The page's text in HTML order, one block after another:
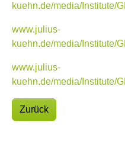
kuehn.de/media/Institute/
www.julius-
kuehn.de/media/Institute/
www.julius-
kuehn.de/media/Institute/
Zurück